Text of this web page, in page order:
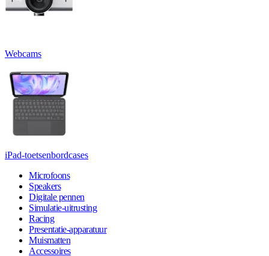
Webcams
iPad-toetsenbordcases
Microfoons
Speakers
Digitale pennen
Simulatie-uitrusting
Racing
Presentatie-apparatuur
Muismatten
Accessoires